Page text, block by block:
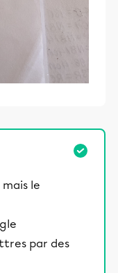
le
par des